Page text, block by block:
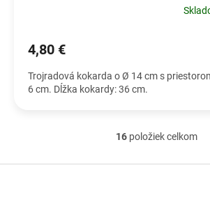
4,80 €
Trojradová kokarda o Ø 14 cm s
6 cm. Dĺžka kokardy: 36 cm.
O
l
16položiek celkom